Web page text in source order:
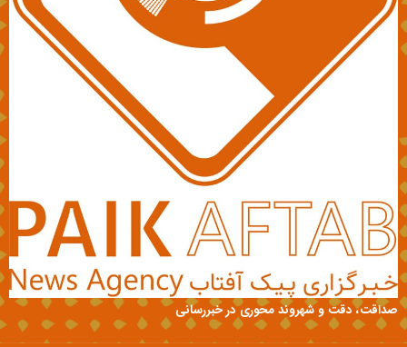
صداقت، دقت و شهروند محوری در خبررسانی